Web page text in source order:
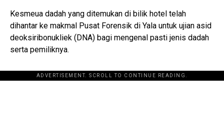
Kesmeua dadah yang ditemukan di bilik hotel telah
dihantar ke makmal Pusat Forensik di Yala untuk ujian asid
deoksiribonukliek (DNA) bagi mengenal pasti jenis dadah
serta pemiliknya.
ADVERTISEMENT. SCROLL TO CONTINUE READING.